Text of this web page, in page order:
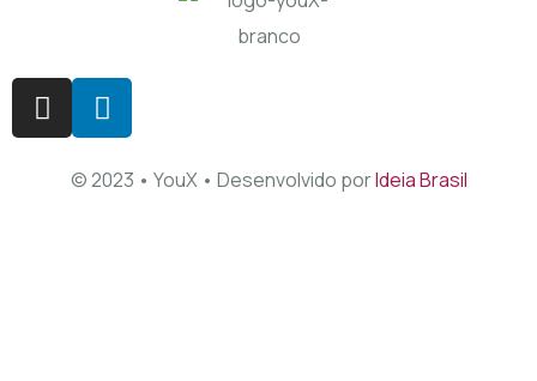
© 2023 • YouX • Desenvolvido porIdeia Brasil